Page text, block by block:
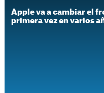
Apple va a cambiar el
primera vez en varios